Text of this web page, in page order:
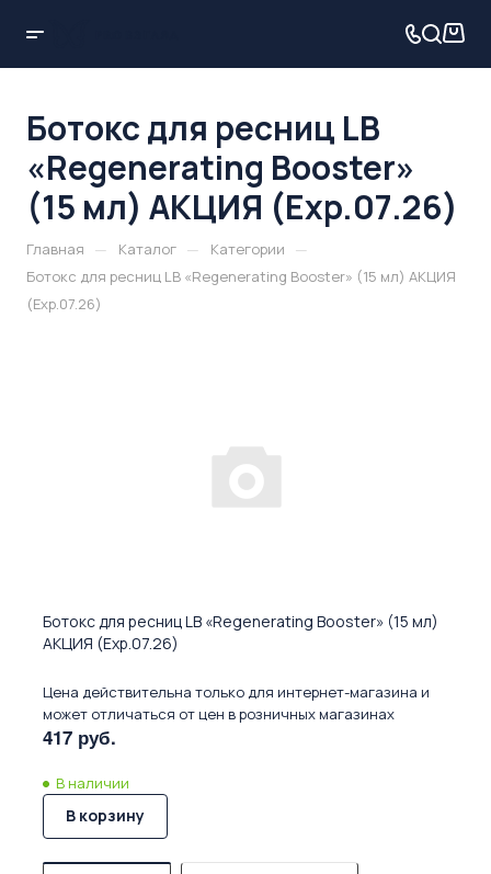
Ботокс для ресниц LB
«Regenerating Booster»
(15 мл) АКЦИЯ (Exp.07.26)
Главная — Каталог — Категории —
Ботокс для ресниц LB «Regenerating Booster» (15 мл) АКЦИЯ
(Exp.07.26)
Ботокс для ресниц LB «Regenerating Booster» (15 мл)
АКЦИЯ (Exp.07.26)
Цена действительна только для интернет-магазина и
может отличаться от цен в розничных магазинах
417 руб.
В наличии
В корзину